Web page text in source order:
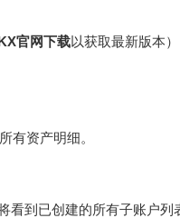
官网下载以获取最新版本
有资产明细。
看到已创建的所有子账户列